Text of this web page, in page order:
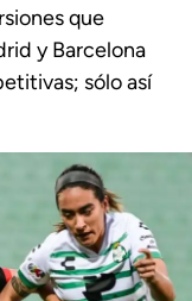
que
y Barcelona
sólo así